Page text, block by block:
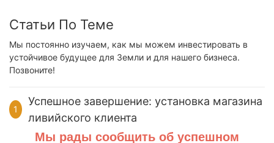
Статьи По Теме
Мы постоянно изучаем, как мы можем инвестировать в
устойчивое будущее для Земли и для нашего бизнеса.
Позвоните!
1
Успешное завершение: установка магазина
ливийского клиента
Мы рады сообщить об успешном